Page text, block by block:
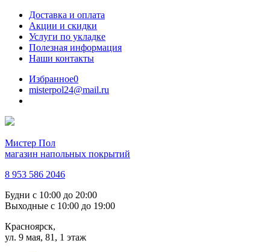
Доставка и оплата
Акции и скидки
Услуги по укладке
Полезная информация
Наши контакты
Избранное0
misterpol24@mail.ru
Мистер Пол
магазин напольных покрытий
8 953 586 2046
Будни с 10:00 до 20:00
Выходные с 10:00 до 19:00
Красноярск,
ул. 9 мая, 81, 1 этаж